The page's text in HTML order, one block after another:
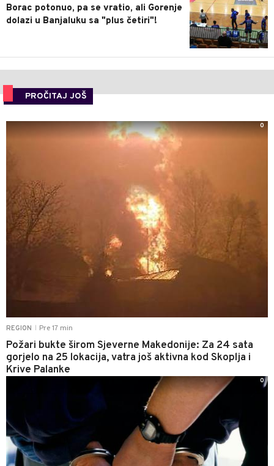
Borac potonuo, pa se vratio, ali Gorenje
dolazi u Banjaluku sa "plus četiri"!
PROČITAJ JOŠ
REGION Pre 17 min
Požari bukte širom Sjeverne Makedonije: Za 24 sata
gorjelo na 25 lokacija, vatra još aktivna kod Skoplja i
Krive Palanke
0
0